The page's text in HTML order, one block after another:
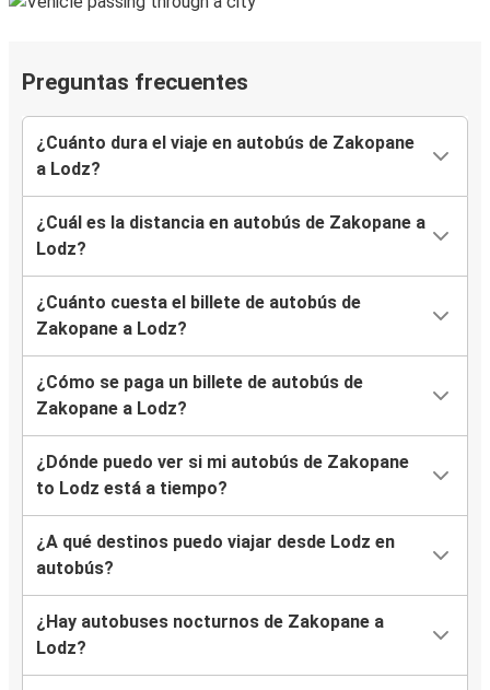
Preguntas frecuentes
¿Cuánto dura el viaje en autobús de Zakopane
a Lodz?
¿Cuál es la distancia en autobús de Zakopane a
Lodz?
¿Cuánto cuesta el billete de autobús de
Zakopane a Lodz?
¿Cómo se paga un billete de autobús de
Zakopane a Lodz?
¿Dónde puedo ver si mi autobús de Zakopane
to Lodz está a tiempo?
¿A qué destinos puedo viajar desde Lodz en
autobús?
¿Hay autobuses nocturnos de Zakopane a
Lodz?